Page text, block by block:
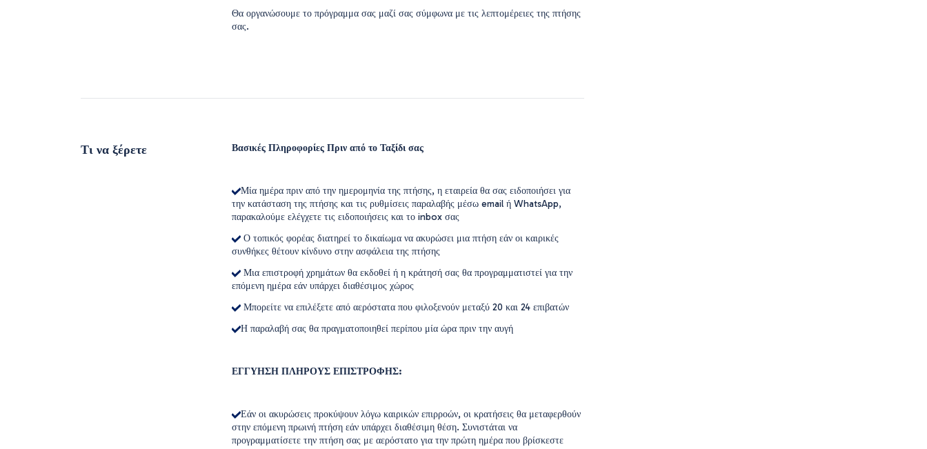
Θα οργανώσουμε το πρόγραμμα σας μαζί σας σύμφωνα με τις λεπτομέρειες της πτήσης
σας.
Τι να ξέρετε Βασικές Πληροφορίες Πριν από το Ταξίδι σας
Μία ημέρα πριν από την ημερομηνία της πτήσης, η εταιρεία θα σας ειδοποιήσει για
την κατάσταση της πτήσης και τις ρυθμίσεις παραλαβής μέσω email ή WhatsApp,
παρακαλούμε ελέγχετε τις ειδοποιήσεις και το inbox σας
Ο τοπικός φορέας διατηρεί το δικαίωμα να ακυρώσει μια πτήση εάν οι καιρικές
συνθήκες θέτουν κίνδυνο στην ασφάλεια της πτήσης
Μια επιστροφή χρημάτων θα εκδοθεί ή η κράτησή σας θα προγραμματιστεί για την
επόμενη ημέρα εάν υπάρχει διαθέσιμος χώρος
Μπορείτε να επιλέξετε από αερόστατα που φιλοξενούν μεταξύ 20 και 24 επιβατών
Η παραλαβή σας θα πραγματοποιηθεί περίπου μία ώρα πριν την αυγή
ΕΓΓΥΗΣΗ ΠΛΗΡΟΥΣ ΕΠΙΣΤΡΟΦΗΣ:
Εάν οι ακυρώσεις προκύψουν λόγω καιρικών επιρροών, οι κρατήσεις θα μεταφερθούν
στην επόμενη πρωινή πτήση εάν υπάρχει διαθέσιμη θέση. Συνιστάται να
προγραμματίσετε την πτήση σας με αερόστατο για την πρώτη ημέρα που βρίσκεστε